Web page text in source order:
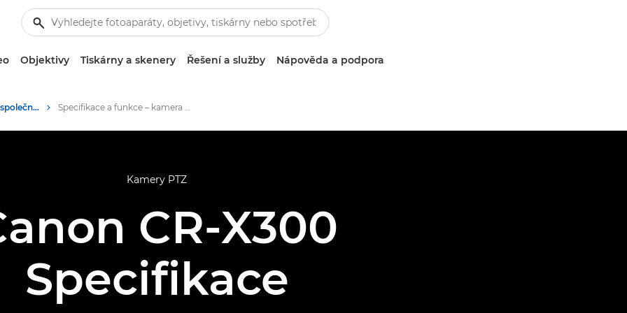
Objektivy Tiskárny a skenery Řešení a služby Nápověda a podpora
Kamera PTZ CR-X300 společnosti Canon Specifikace a funkce – kamera PTZ CR-X300 společnosti Canon
Kamery PTZ
CR-X300
Specifikace